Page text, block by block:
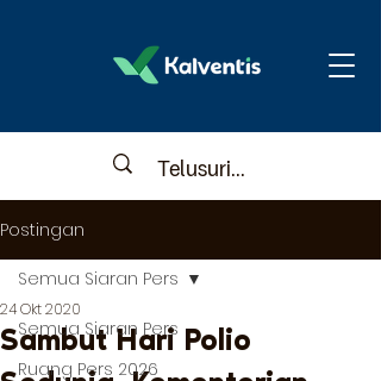
Postingan
Semua Siaran Pers
Ruang Pers 2026
Semua Siaran Pers
Sambut Hari Polio
24 Okt 2020